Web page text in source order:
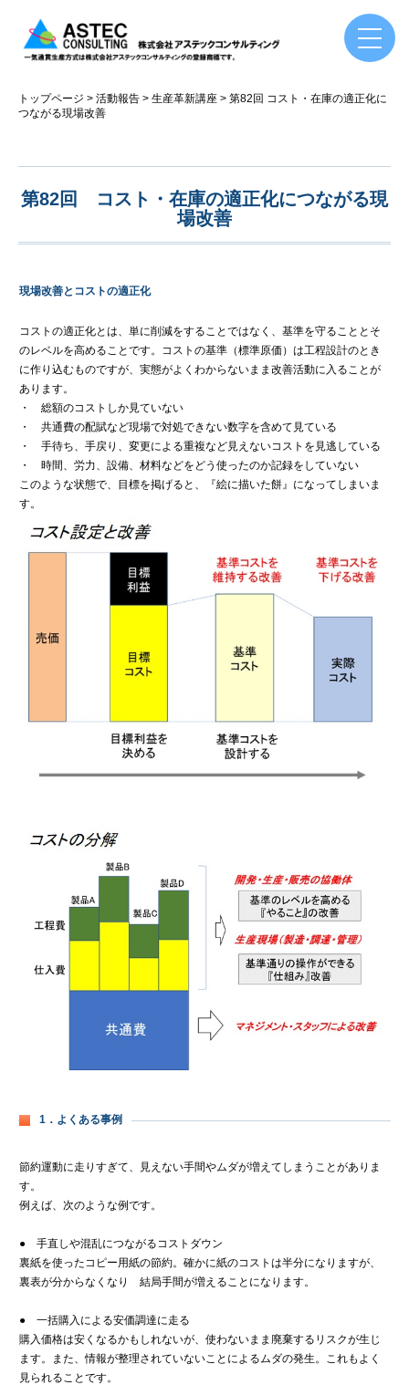
トップページ 活動報告 生産革新講座
第82回 コスト・在庫の適正化に
つながる現場改善
第82回 コスト・在庫の適正化につながる現
場改善
現場改善とコストの適正化
コストの適正化とは、単に削減をすることではなく、基準を守ることとそ
のレベルを高めることです。コストの基準（標準原価）は工程設計のとき
に作り込むものですが、実態がよくわからないまま改善活動に入ることが
あります。
・ 総額のコストしか見ていない
・ 共通費の配賦など現場で対処できない数字を含めて見ている
・ 手待ち、手戻り、変更による重複など見えないコストを見逃している
・ 時間、労力、設備、材料などをどう使ったのか記録をしていない
このような状態で、目標を掲げると、『絵に描いた餅』になってしまいま
す。
1．よくある事例
節約運動に走りすぎて、見えない手間やムダが増えてしまうことがありま
す。
例えば、次のような例です。
● 手直しや混乱につながるコストダウン
裏紙を使ったコピー用紙の節約。確かに紙のコストは半分になりますが、
裏表が分からなくなり 結局手間が増えることになります。
● 一括購入による安価調達に走る
購入価格は安くなるかもしれないが、使わないまま廃棄するリスクが生じ
ます。また、情報が整理されていないことによるムダの発生。これもよく
見られることです。